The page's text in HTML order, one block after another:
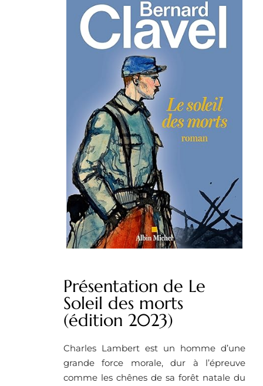
Présentation de Le
Soleil des morts
(édition 2023)
Charles Lambert est un homme d’une
grande force morale, dur à l’épreuve
comme les chênes de sa forêt natale du